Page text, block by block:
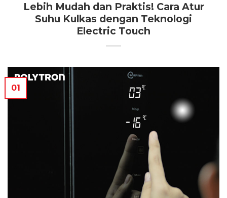
Lebih Mudah dan Praktis! Cara Atur
Suhu Kulkas dengan Teknologi
Electric Touch
01